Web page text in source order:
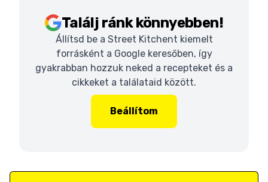
Találj ránk könnyebben!
Állítsd be a Street Kitchent kiemelt
forrásként a Google keresőben, így
gyakrabban hozzuk neked a recepteket és a
cikkeket a találataid között.
Beállítom